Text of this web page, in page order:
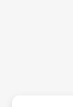
Дополнительная